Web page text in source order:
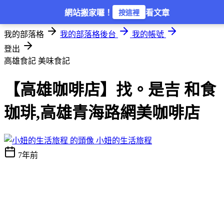
登入
我的部落格 我的部落格後台
我的帳號
登出
高雄食記 美味食記
【高雄咖啡店】找。是吉 和食
珈琲,高雄青海路網美咖啡店
小妞的生活旅程
7年前
網站搬家囉！ 按這裡 看文章